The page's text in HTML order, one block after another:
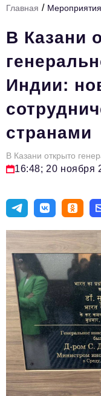
Тема номера
HR
Персона номера
Инфраструктура
Технологии тренды
Туризм
Инвестиции
Авторские материалы
Видео
Телефон редакции:
Электронные почты
Информационный
info@business-
Отдел рекламы
reklama@business-
Главная / Мероприятия
В Казани
Индии:
странами
В Казани открыто
16:48; 20 ноября